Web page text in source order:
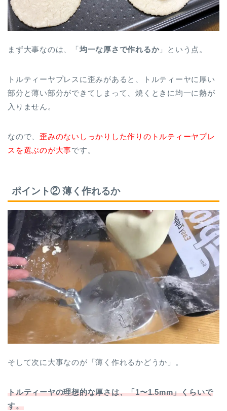
まず大事なのは、「均一な厚さで作れるか」という点。
トルティーヤプレスに歪みがあると、トルティーヤに厚い
部分と薄い部分ができてしまって、焼くときに均一に熱が
入りません。
なので、歪みのないしっかりした作りのトルティーヤプレ
スを選ぶのが大事です。
ポイント② 薄く作れるか
そして次に大事なのが「薄く作れるかどうか」。
トルティーヤの理想的な厚さは、「1〜1.5mm」くらいで
す。